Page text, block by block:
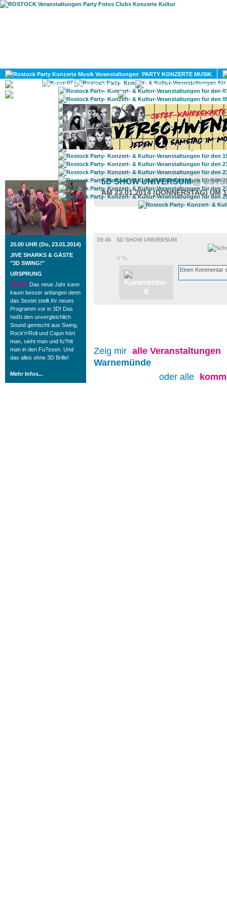
PARTY KONZERTE MUSIK
KULTUR
GAY
ROSTOCK TAGESTIPP
20.00 UHR (Do, 23.01.2014)
JIVE SHARKS & GÄSTE
"3D SWING!"
URSPRUNG
MUSIK Das neue Jahr kann
kaum besser anfangen denn
das Sextet stellt Ihr neues
Programm vor in 3D! Das
heißt den unvergleichlich
Sound gemischt aus Swing,
Rock'n'Roll und Cajun hört
man, sieht man und fu?hlt
man in den Fu?ssen. Und
das alles ohne 3D Brille!
Mehr Infos...
5D SHOW UNIVERSUM@
AM 23.01.2014 (DONNERSTAG) UM
19:45
5D SHOW UNIVERSUM
*/ ?>
Zeig mir alle Veranstaltungen
Warnemünde
oder alle